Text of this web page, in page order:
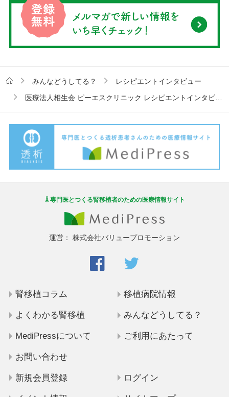
みんなどうしてる？
レシピエントインタビュー
医療法人相生会 ピーエスクリニック レシピエントインタビュー vol.2 奇跡の手術
専門医とつくる腎移植者のための医療情報サイト
運営： 株式会社バリュープロモーション
腎移植コラム 移植病院情報
よくわかる腎移植 みんなどうしてる？
MediPressについて ご利用にあたって
お問い合わせ
新規会員登録 ログイン